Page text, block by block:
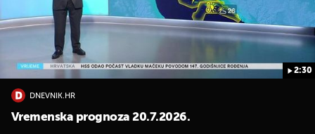
2:30
DNEVNIK.HR
Vremenska prognoza 20.7.2026.
UKLJUČITE NOTIFIKACIJE